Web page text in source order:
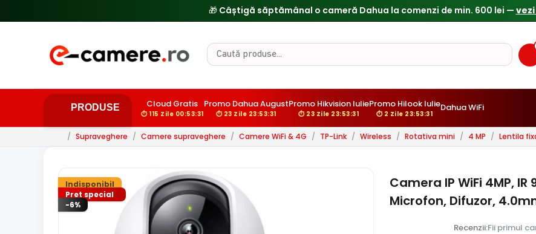
PRODUSE Cloud Gratis
⏱ 115 Zile 00:53:30
Promo Dahua August
⏱ 23 Zile 23:53:30
Promo Hikvision Iulie
⏱ 23 Zile 23:53:30
Promo Hilook Iulie
⏱ 2 Zile 23:53:30
Dahua WiFi
/ Supraveghere / Camere supraveghere / Camere WiFi & 4G / TP-Link / Wireless / Rotativa mini / 4 MP / Lentila
Indisponibil
Pret special
-6%
Camera IP WiFi 4MP,
Microfon, Difuzor,
Recenzii:Fii primul